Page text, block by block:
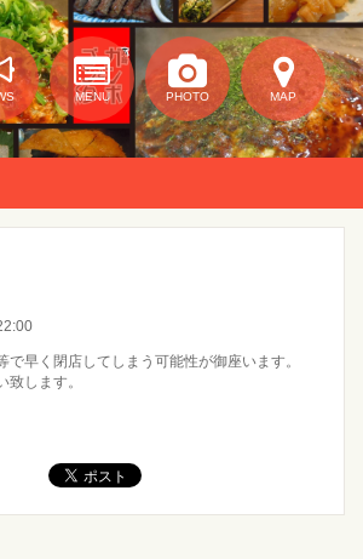
MENU PHOTO MAP
で早く閉店してしまう可能性が御座います。
致します。